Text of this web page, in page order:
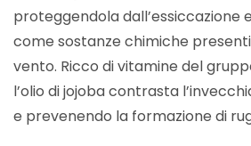
proteggendola dall’essiccazione
come sostanze chimiche presenti
vento. Ricco di vitamine del
l’olio di jojoba contrasta
e prevenendo la formazione di